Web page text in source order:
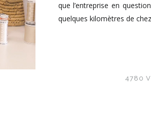
que l’entreprise en
quelques kilomètres de
4780